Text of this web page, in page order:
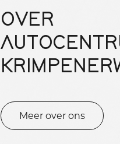
OVER
Meer over ons